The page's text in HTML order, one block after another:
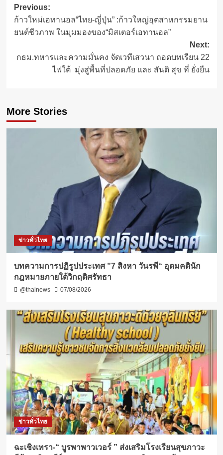
Post
navigation
Previous:
ก้าวใหม่เอทานอล“ไทย-ญี่ปุ่น” :ก้าวใหญ่อุตสาหกรรมยาน
ยนต์ชีวภาพ ในมุมมองของ“มิสเตอร์เอทานอล”
Next:
กธม.ทหารและความมั่นคง จัดเวทีเสวนา ถอดบทเรียน 22
ไฟใต้ มุ่งสู่พื้นที่ปลอดภัย และ สันติ สุข ที่ ยั่งยืน
More Stories
ข่าวทั่วไทย
บทความการปฏิรูปประเทศ ”7 สิงหา วันรพี“ อุดมคตินัก
กฎหมายภายใต้วิกฤติศรัทธา
@thainews 07/08/2026
ข่าวทั่วไทย
ฉะเชิงเทรา-​“ บูรพาพาวเวอร์ ” ส่งเสริมโรงเรียนสุขภาวะ